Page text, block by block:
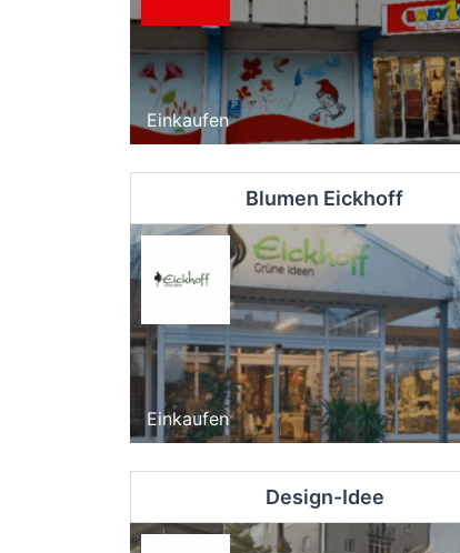
Einkaufen
Blumen Eickhoff
Einkaufen
Design-Idee